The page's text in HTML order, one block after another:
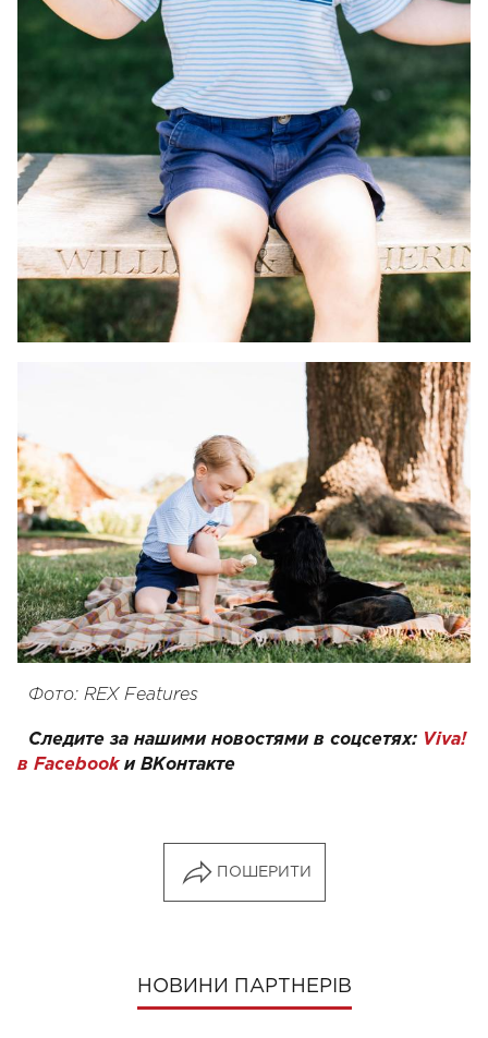
Фото: REX Features
Следите за нашими новостями в соцсетях: Viva!
в Facebookи ВКонтакте
ПОШЕРИТИ
НОВИНИ ПАРТНЕРІВ